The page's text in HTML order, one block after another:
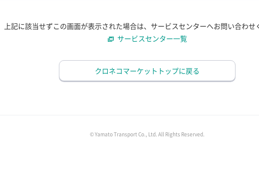
上記に該当せずこの画面が表示された場合は、サービスセンターへお問い合わせ
サービスセンター一覧
クロネコマーケットトップに戻る
© Yamato Transport Co., Ltd. All Rights Reserved.